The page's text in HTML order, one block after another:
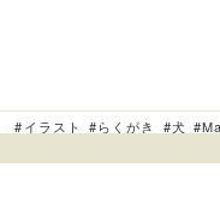
#イラスト #らくがき #犬